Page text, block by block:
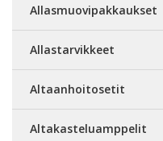
Allasmuovipakkaukset
Allastarvikkeet
Altaanhoitosetit
Altakasteluamppelit